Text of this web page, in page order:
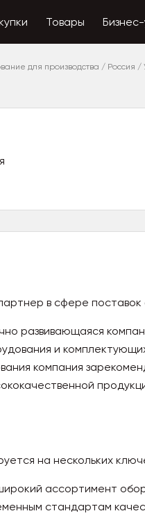
Товары
для производства / Россия /
в сфере поставок
развивающаяся
и
компания
на нескольких
ассортимент
стандартам